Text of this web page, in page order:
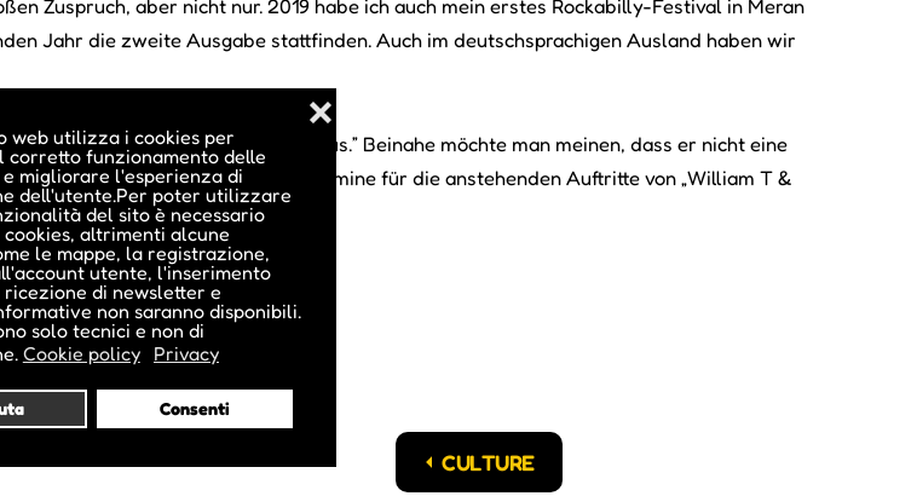
web utilizza i cookies per
corretto funzionamento delle
migliorare l'esperienza di
dell'utente.Per poter utilizzare
del sito è necessario
altrimenti alcune
le mappe, la registrazione,
utente, l'inserimento
di newsletter e
non saranno disponibili.
solo tecnici e non di
Cookie policy Privacy
Consenti
❌
Zuspruch, aber nicht nur. 2019 habe ich auch mein erstes Rockabilly-Festival in Meran
Jahr die zweite Ausgabe stattfinden. Auch im deutschsprachigen Ausland haben wir
be forever, forever and ever with us.” Beinahe möchte man meinen, dass er nicht eine
Redaktionsschluss wurden die Termine für die anstehenden Auftritte von „William T &
einsehbar.
CULTURE